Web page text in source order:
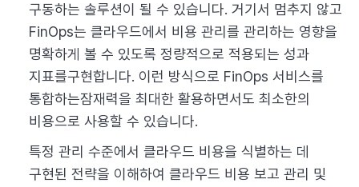
구동하는 솔루션이 될 수 있습니다. 거기서 멈추지 않고
FinOps는 클라우드에서 비용 관리를 관리하는 영향을
명확하게 볼 수 있도록 정량적으로 적용되는 성과
지표를구현합니다. 이런 방식으로 FinOps 서비스를
통합하는잠재력을 최대한 활용하면서도 최소한의
비용으로 사용할 수 있습니다.
특정 관리 수준에서 클라우드 비용을 식별하는 데
구현된 전략을 이해하여 클라우드 비용 보고 관리 및